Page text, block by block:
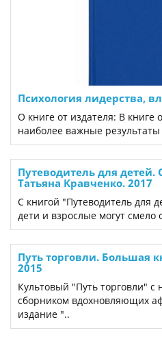
Психология лидерства,
О книге от издателя: В книге
наиболее важные
Путеводитель для детей.
Татьяна Кравченко. 2017
С книгой "Путеводитель для
дети и взрослые могут смело
Путь торговли. Большая
2015
Культовый "Путь торговли"
сборником вдохновляющих
издание "..